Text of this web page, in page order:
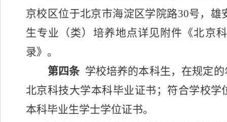
京校区位于北京市海淀区学院路30号，雄
生专业（类）培养地点详见附件《北京
录》。
第四条 学校培养的本科生，在规定
北京科技大学本科毕业证书；符合学校
本科毕业生学士学位证书。